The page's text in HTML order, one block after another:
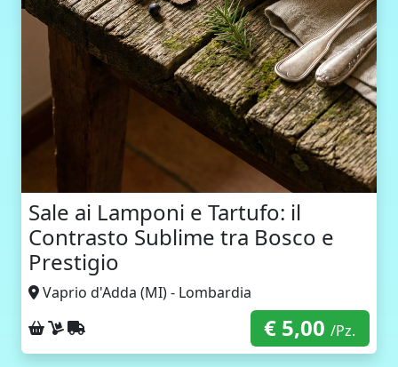
Sale ai Lamponi e Tartufo: il
Contrasto Sublime tra Bosco e
Prestigio
Vaprio d'Adda (MI) - Lombardia
Ritiro sul posto
Consegna a domicilio
Spedizione con corriere € 5,00/Pz.